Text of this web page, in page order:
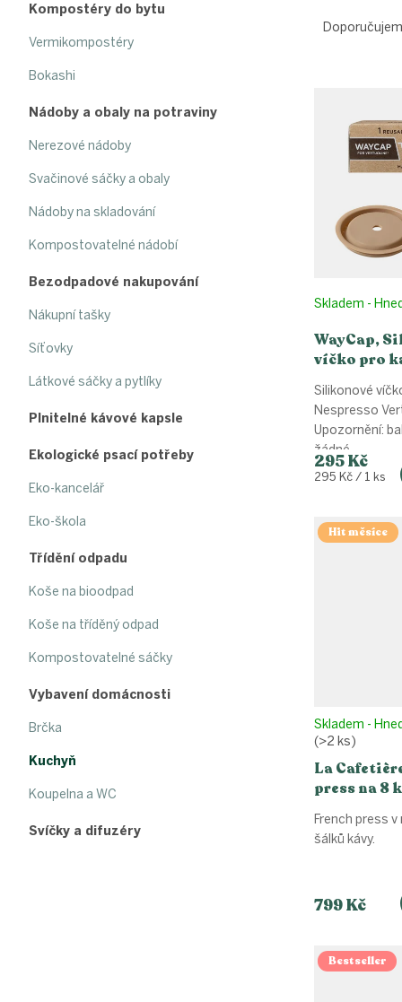
Kompostéry do bytu
Vermikompostéry
Bokashi
Nádoby a obaly na potraviny
Nerezové nádoby
Svačinové sáčky a obaly
Nádoby na skladování
Kompostovatelné nádobí
Bezodpadové nakupování
Nákupní tašky
Síťovky
Látkové sáčky a pytlíky
Plnitelné kávové kapsle
Ekologické psací potřeby
Eko-kancelář
Eko-škola
Třídění odpadu
Koše na bioodpad
Koše na tříděný odpad
Kompostovatelné sáčky
Vybavení domácnosti
Brčka
Kuchyň
Koupelna a WC
Svíčky a difuzéry
a
WayCap,
víčko pro
ks
Skladem -
295 Kč
Měrná
295 Kč / 1 ks
Silikonové
Nespresso
Upozornění:
žádné...
Hit měsíce
La
press na 8
Skladem -
(>2 ks)
799 Kč
French press
šálků kávy.
Bestseller